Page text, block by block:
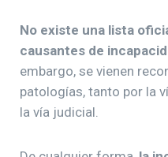
No existe una lista
causantes de
embargo, se vienen
patologías, tanto por la
la vía judicial.